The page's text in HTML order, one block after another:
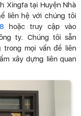
Xingfa tại Huyện Nhà
liên hệ với chúng tôi
hoặc truy cập vào
ty. Chúng tôi sẵn
mọi vấn đề liên
xây dựng liên quan